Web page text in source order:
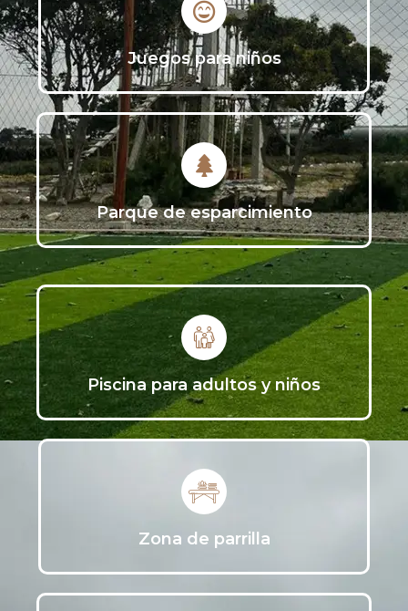
Juegos para niños
Parque de esparcimiento
Piscina para adultos y niños
Zona de parrilla